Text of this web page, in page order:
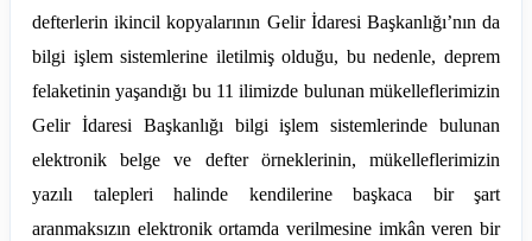
defterlerin ikincil kopyalarının Gelir İdaresi Başkanlığı’nın da
bilgi işlem sistemlerine iletilmiş olduğu, bu nedenle, deprem
felaketinin yaşandığı bu 11 ilimizde bulunan mükelleflerimizin
Gelir İdaresi Başkanlığı bilgi işlem sistemlerinde bulunan
elektronik belge ve defter örneklerinin, mükelleflerimizin
yazılı talepleri halinde kendilerine başkaca bir şart
aranmaksızın elektronik ortamda verilmesine imkân veren bir